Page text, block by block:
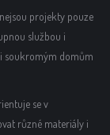
projekty pouze
službou i
soukromým domům
se v
různé materiály i